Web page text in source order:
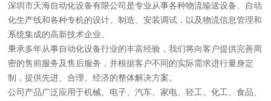
深圳市天海自动化设备有限公司是专业从事各种物流输送设备、自动
化生产线和各种专机的设计、制造、安装调试，以及物流信息管理和
系统集成的高新技术企业。
秉承多年从事自动化设备行业的丰富经验，我们将向客户提供完善周
密的售前服务及售后服务，并根据客户不同的实际需求进行量身定
制，提供先进、合理、经济的整体解决方案。
公司产品广泛应用于机械、电子、汽车、家电、轻工、化工、食品、